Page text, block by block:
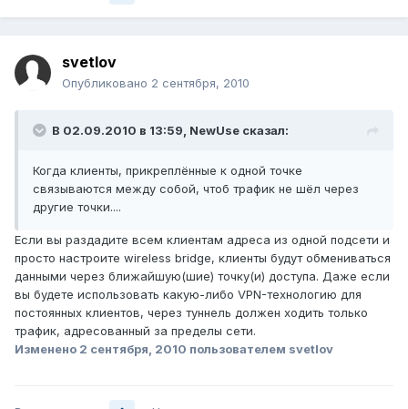
svetlov
Опубликовано 2 сентября, 2010
В 02.09.2010 в 13:59, NewUse сказал:
Когда клиенты, прикреплённые к одной точке
связываются между собой, чтоб трафик не шёл через
другие точки....
Если вы раздадите всем клиентам адреса из одной подсети и
просто настроите wireless bridge, клиенты будут обмениваться
данными через ближайшую(шие) точку(и) доступа. Даже если
вы будете использовать какую-либо VPN-технологию для
постоянных клиентов, через туннель должен ходить только
трафик, адресованный за пределы сети.
Изменено 2 сентября, 2010 пользователем svetlov